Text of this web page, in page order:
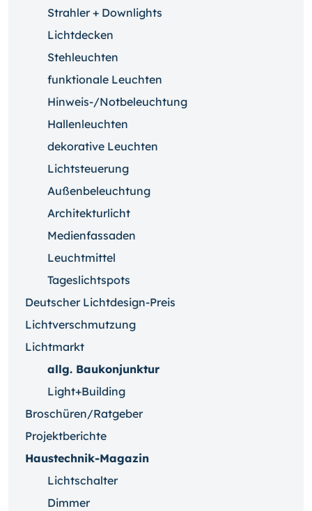
Strahler + Downlights
Lichtdecken
Stehleuchten
funktionale Leuchten
Hinweis-/Notbeleuchtung
Hallenleuchten
dekorative Leuchten
Lichtsteuerung
Außenbeleuchtung
Architekturlicht
Medienfassaden
Leuchtmittel
Tageslichtspots
Deutscher Lichtdesign-Preis
Lichtverschmutzung
Lichtmarkt
allg. Baukonjunktur
Light+Building
Broschüren/Ratgeber
Projektberichte
Haustechnik-Magazin
Lichtschalter
Dimmer